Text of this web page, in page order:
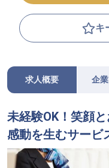
キ
求人概要 企
未経験OK！笑顔と
感動を生むサービ